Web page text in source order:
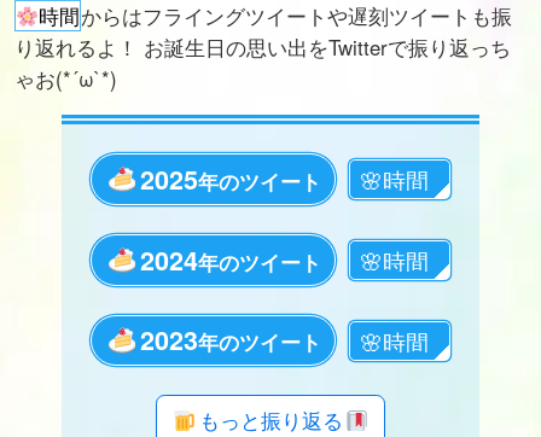
時間からはフライングツイートや遅刻ツイートも振
り返れるよ！ お誕生日の思い出をTwitterで振り返っち
ゃお(*´ω`*)
2025年のツイート
2024年のツイート
2023年のツイート
年のツイート
年のツイート
年のツイート
年のツイート
年のツイート
年のツイート
年のツイート
年のツイート
年のツイート
年のツイート
年のツイート
年のツイート
年のツイート
年のツイート
年のツイート
年のツイート
年のツイート
もっと振り返る